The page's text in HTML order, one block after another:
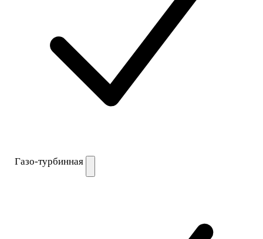
Газо-турбинная